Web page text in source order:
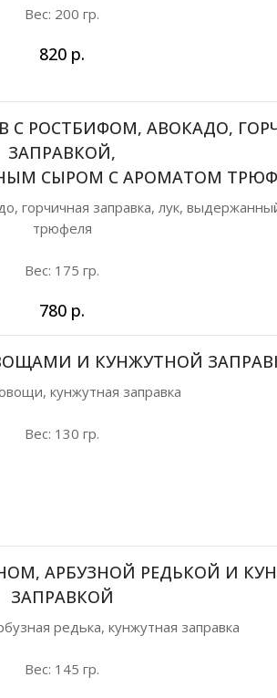
Вес: 200 гр.
820 р.
С РОСТБИФОМ, АВОКАДО,
ЗАПРАВКОЙ,
СЫРОМ С АРОМАТОМ
горчичная заправка, лук,
трюфеля
Вес: 175 гр.
780 р.
И КУНЖУТНОЙ
кунжутная заправка
Вес: 130 гр.
АРБУЗНОЙ РЕДЬКОЙ И
ЗАПРАВКОЙ
редька, кунжутная заправка
Вес: 145 гр.